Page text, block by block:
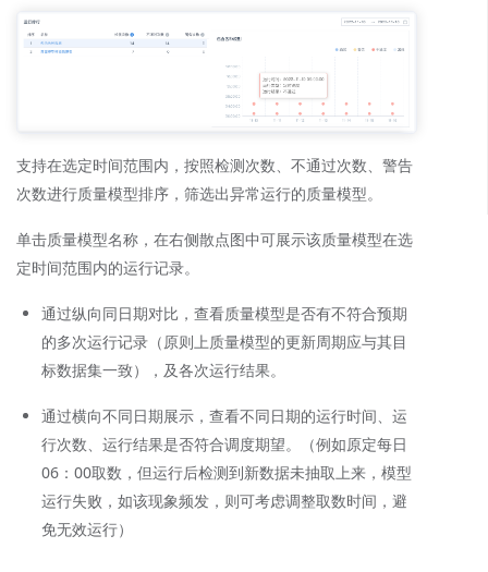
支持在选定时间范围内，按照检测次数、不通过次数、警告
次数进行质量模型排序，筛选出异常运行的质量模型。
单击质量模型名称，在右侧散点图中可展示该质量模型在选
定时间范围内的运行记录。
通过纵向同日期对比，查看质量模型是否有不符合预期
的多次运行记录（原则上质量模型的更新周期应与其目
标数据集一致），及各次运行结果。
通过横向不同日期展示，查看不同日期的运行时间、运
行次数、运行结果是否符合调度期望。（例如原定每日
06：00取数，但运行后检测到新数据未抽取上来，模型
运行失败，如该现象频发，则可考虑调整取数时间，避
免无效运行）